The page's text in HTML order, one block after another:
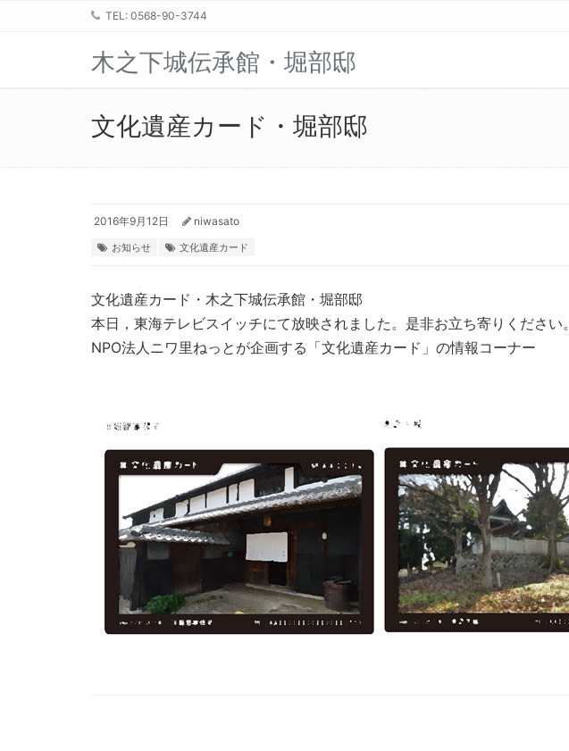
TEL: 0568-90-3744
木之下城伝承館・堀部邸
文化遺産カード・堀部邸
2016年9月12日 niwasato
お知らせ 文化遺産カード
文化遺産カード・木之下城伝承館・堀部邸
本日，東海テレビスイッチにて放映されました。是非お立ち寄りください。
NPO法人ニワ里ねっとが企画する「文化遺産カード」の情報コーナー